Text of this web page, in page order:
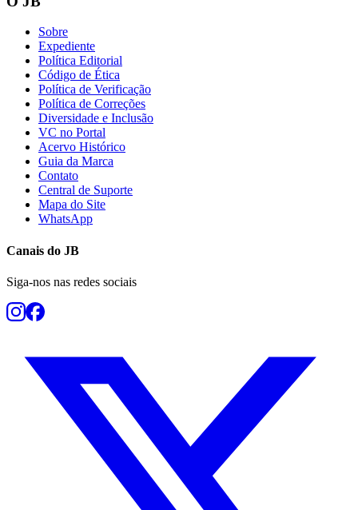
Sobre
Expediente
Política Editorial
Código de Ética
Política de Verificação
Política de Correções
Diversidade e Inclusão
VC no Portal
Acervo Histórico
Guia da Marca
Contato
Central de Suporte
Mapa do Site
WhatsApp
Canais do JB
Siga-nos nas redes sociais